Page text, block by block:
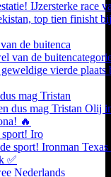
de buitenca
mag Tristan
Iro
Nederlands